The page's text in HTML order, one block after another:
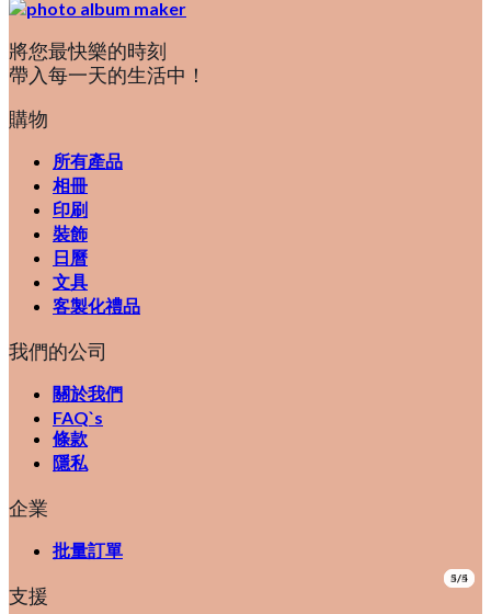
1/4
2/4
3/4
4/4
5/5
將您最快樂的時刻
帶入每一天的生活中！
購物
所有產品
相冊
印刷
裝飾
日曆
文具
客製化禮品
我們的公司
關於我們
FAQ`s
條款
隱私
企業
批量訂單
支援